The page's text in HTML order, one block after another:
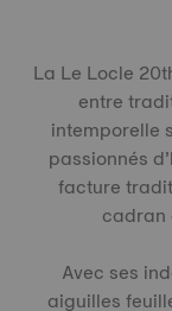
La Le Locle
entre
intemporelle
passionnés
facture
cadran
Avec ses
aiguilles